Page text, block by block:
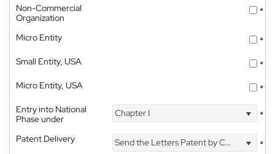
Non-Commercial
Organization
*
Micro Entity
*
Small Entity, USA
*
Micro Entity, USA
*
Entry into National
Phase under
Chapter I *
Patent Delivery Send the Letters Patent by Courier *